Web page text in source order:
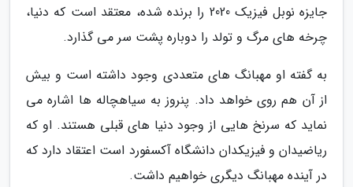
جایزه نوبل فیزیک 2020 را برنده شده، معتقد است که دنیا،
چرخه های مرگ و تولد را دوباره پشت سر می گذارد.
به گفته او مهبانگ های متعددی وجود داشته است و بیش
از آن هم روی خواهد داد. پنروز به سیاهچاله ها اشاره می
نماید که سرنخ هایی از وجود دنیا های قبلی هستند. او که
ریاضیدان و فیزیکدان دانشگاه آکسفورد است اعتقاد دارد که
در آینده مهبانگ دیگری خواهیم داشت.